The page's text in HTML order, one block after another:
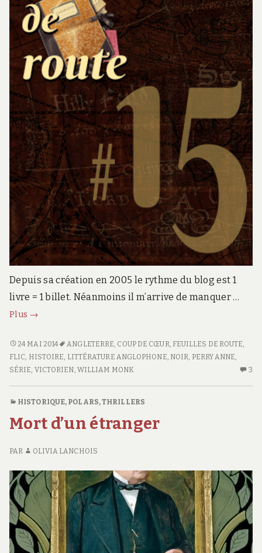
Depuis sa création en 2005 le rythme du blog est 1
livre = 1 billet. Néanmoins il m’arrive de manquer …
Plus Feuille
route
#15
→
FEUILLE
DE
ROUTE
24 MAI 2014 ANGLETERRE, COUP DE CŒUR, FEUILLES DE ROUTE,
FLIC, HISTOIRE, LITTÉRATURE ANGLOPHONE, NOIR, PERRY ANNE,
SÉRIE, VICTORIEN, WILLIAM MONK 3
HISTORIQUE, POLARS, THRILLERS
Mort d’un étranger
PAR OLIVIA LANCHOIS